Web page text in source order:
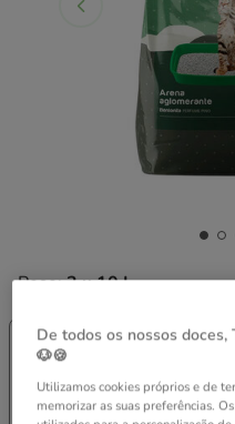
Peso:2 x 10 L
10 L
Grátis
9.99€
(1.00€ / l)
18.98€
(0.95€ / l)
De todos os nossos
🐶🍪
Utilizamos cookies próprios e de
memorizar as suas preferências.